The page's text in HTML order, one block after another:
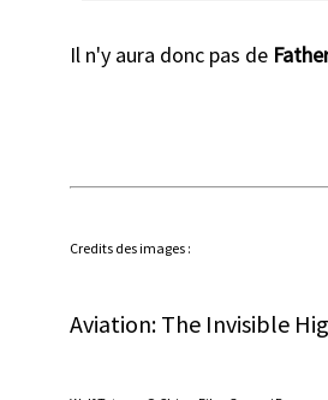
Il n'y aura donc pas de
Credits des images :
Aviation: The Invisible